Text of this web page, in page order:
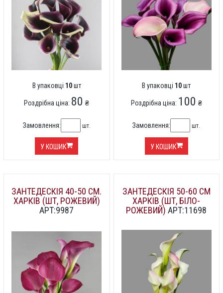
В упаковці 10шт
Роздрібна ціна: 80 ₴
Замовлення: шт.
У КОШИК
В упаковці 10шт
Роздрібна ціна: 100 ₴
Замовлення: шт.
У КОШИК
ЗАНТЕДЕСКІЯ 40-50 СМ.
ХАРКІВ (ШТ, РОЖЕВИЙ)
АРТ:9987
ЗАНТЕДЕСКІЯ 50-60 СМ
ХАРКІВ (ШТ, БІЛО-
РОЖЕВИЙ) АРТ:11698